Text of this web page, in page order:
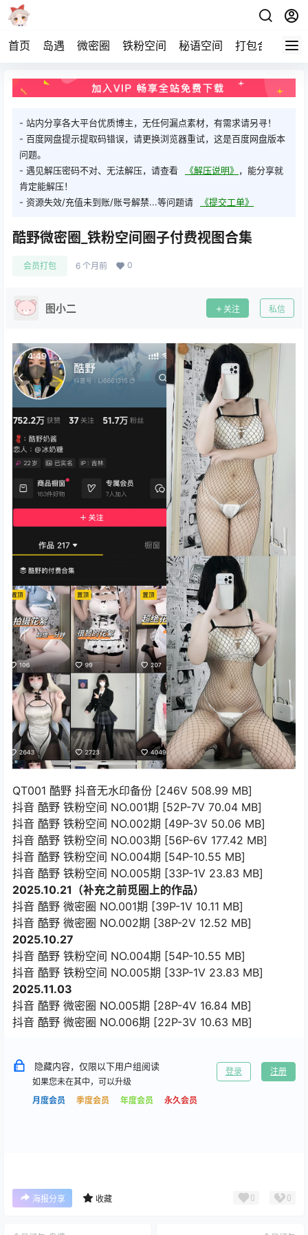
首页 岛遇 微密圈 铁粉空间 秘语空间 打包合集 关
- 站内分享各大平台优质博主，无任何漏点素材，有需求请另寻！
- 百度网盘提示提取码错误，请更换浏览器重试，这是百度网盘版本
问题。
- 遇见解压密码不对、无法解压，请查看
《解压说明》 ，能分享就
肯定能解压！
- 资源失效/充值未到账/账号解禁...等问题请
《提交工单》
酷野微密圈_铁粉空间圈子付费视图合集
会员打包 6 个月前 0
图小二 关注 私信
QT001 酷野 抖音无水印备份 [246V 508.99 MB]
抖音 酷野 铁粉空间 NO.001期 [52P-7V 70.04 MB]
抖音 酷野 铁粉空间 NO.002期 [49P-3V 50.06 MB]
抖音 酷野 铁粉空间 NO.003期 [56P-6V 177.42 MB]
抖音 酷野 铁粉空间 NO.004期 [54P-10.55 MB]
抖音 酷野 铁粉空间 NO.005期 [33P-1V 23.83 MB]
2025.10.21（补充之前觅圈上的作品）
抖音 酷野 微密圈 NO.001期 [39P-1V 10.11 MB]
抖音 酷野 微密圈 NO.002期 [38P-2V 12.52 MB]
2025.10.27
抖音 酷野 铁粉空间 NO.004期 [54P-10.55 MB]
抖音 酷野 铁粉空间 NO.005期 [33P-1V 23.83 MB]
2025.11.03
抖音 酷野 微密圈 NO.005期 [28P-4V 16.84 MB]
抖音 酷野 微密圈 NO.006期 [22P-3V 10.63 MB]
隐藏内容，仅限以下用户组阅读
如果您未在其中，可以升级
月度会员
季度会员 年度会员 永久会员
登录 注册
海报分享 收藏 0 0